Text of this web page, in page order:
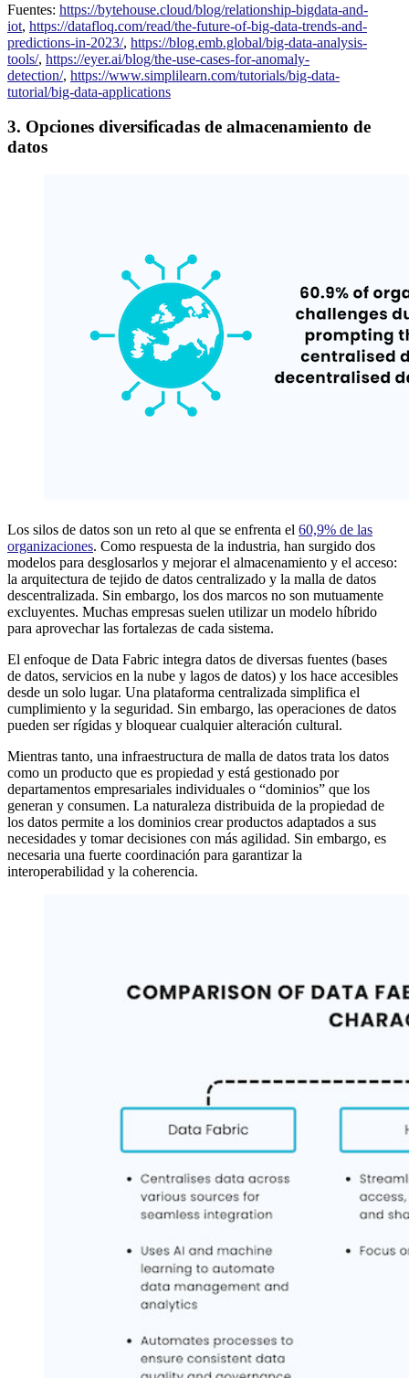
Fuentes: https://bytehouse.cloud/blog/relationship-bigdata-and-
iot, https://datafloq.com/read/the-future-of-big-data-trends-and-
predictions-in-2023/, https://blog.emb.global/big-data-analysis-
tools/, https://eyer.ai/blog/the-use-cases-for-anomaly-
detection/, https://www.simplilearn.com/tutorials/big-data-
tutorial/big-data-applications
3. Opciones diversificadas de almacenamiento de
datos
Los silos de datos son un reto al que se enfrenta el 60,9% de las
organizaciones. Como respuesta de la industria, han surgido dos
modelos para desglosarlos y mejorar el almacenamiento y el acceso:
la arquitectura de tejido de datos centralizado y la malla de datos
descentralizada. Sin embargo, los dos marcos no son mutuamente
excluyentes. Muchas empresas suelen utilizar un modelo híbrido
para aprovechar las fortalezas de cada sistema.
El enfoque de Data Fabric integra datos de diversas fuentes (bases
de datos, servicios en la nube y lagos de datos) y los hace accesibles
desde un solo lugar. Una plataforma centralizada simplifica el
cumplimiento y la seguridad. Sin embargo, las operaciones de datos
pueden ser rígidas y bloquear cualquier alteración cultural.
Mientras tanto, una infraestructura de malla de datos trata los datos
como un producto que es propiedad y está gestionado por
departamentos empresariales individuales o “dominios” que los
generan y consumen. La naturaleza distribuida de la propiedad de
los datos permite a los dominios crear productos adaptados a sus
necesidades y tomar decisiones con más agilidad. Sin embargo, es
necesaria una fuerte coordinación para garantizar la
interoperabilidad y la coherencia.